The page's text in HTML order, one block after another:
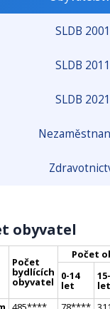
SLDB 2001
SLDB 2011
SLDB 2021
obyvatel
Počet
bydlících
obyvatel
Počet
0-14
let let